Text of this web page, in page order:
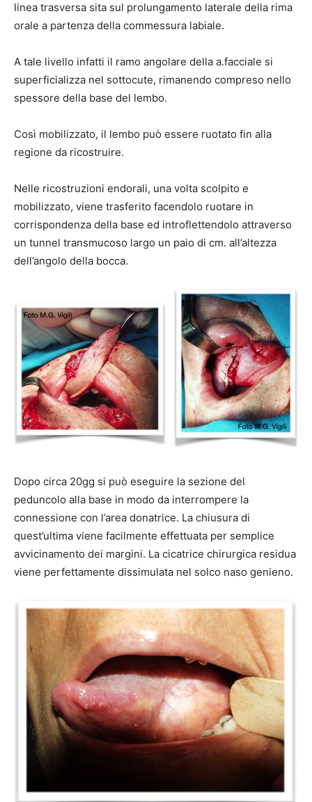
linea trasversa sita sul prolungamento laterale della rima
orale a partenza della commessura labiale.
A tale livello infatti il ramo angolare della a.facciale si
superficializza nel sottocute, rimanendo compreso nello
spessore della base del lembo.
Così mobilizzato, il lembo può essere ruotato fin alla
regione da ricostruire.
Nelle ricostruzioni endorali, una volta scolpito e
mobilizzato, viene trasferito facendolo ruotare in
corrispondenza della base ed introflettendolo attraverso
un tunnel transmucoso largo un paio di cm. all’altezza
dell’angolo della bocca.
Dopo circa 20gg si può eseguire la sezione del
peduncolo alla base in modo da interrompere la
connessione con l’area donatrice. La chiusura di
quest’ultima viene facilmente effettuata per semplice
avvicinamento dei margini. La cicatrice chirurgica residua
viene perfettamente dissimulata nel solco naso genieno.